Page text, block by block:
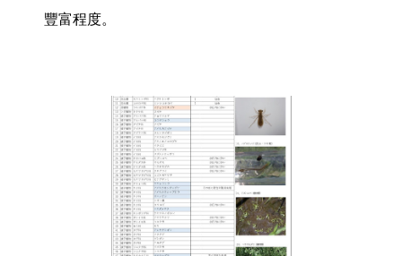
豐富程度。